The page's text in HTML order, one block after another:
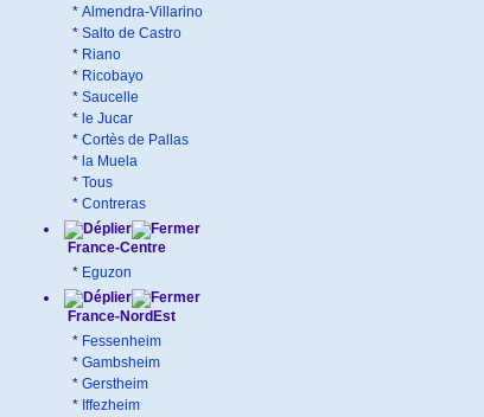
* Almendra-Villarino
* Salto de Castro
* Riano
* Ricobayo
* Saucelle
* le Jucar
* Cortès de Pallas
* la Muela
* Tous
* Contreras
France-Centre
* Eguzon
France-NordEst
* Fessenheim
* Gambsheim
* Gerstheim
* Iffezheim